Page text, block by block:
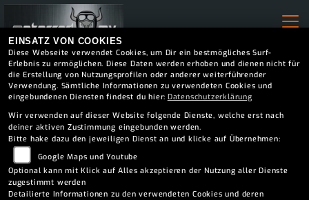
EINSATZ VON COOKIES
Diese Webseite verwendet Cookies, um Dir ein bestmögliches Surf-
Erlebnis zu ermöglichen. Diese Daten werden erhoben und dienen nicht für
die Erstellung von Nutzungsprofilen oder anderer weiterführender
Verwendung. Sämtliche Informationen zu verwendeten Cookies und
eingebundenen Diensten findest du hier: Datenschutzerklärung
Wir verwenden auf dieser Website folgende Dienste, welche erst nach
deiner aktiven Zustimmung eingebunden werden.
Bitte hake dazu den jeweiligen Dienst an und klicke auf Übernehmen:
Google Maps und Youtube
Optional kann mit Klick auf Alles akzeptieren der Nutzung aller Dienste
zugestimmt werden
Detailierte Informationen zu den verwendeten Cookies und deren